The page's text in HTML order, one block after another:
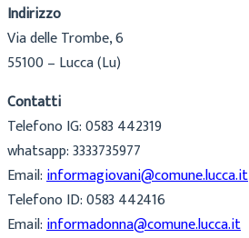
Indirizzo
Via delle Trombe, 6
55100 – Lucca (Lu)
Contatti
Telefono IG: 0583 442319
whatsapp: 3333735977
Email:informagiovani@comune.lucca.it
Telefono ID: 0583 442416
Email:informadonna@comune.lucca.it